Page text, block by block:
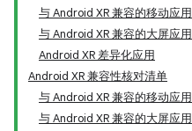
与 Android XR 兼容的移动应用
与 Android XR 兼容的大屏应用
Android XR 差异化应用
Android XR 兼容性核对清单
与 Android XR 兼容的移动应用
与 Android XR 兼容的大屏应用